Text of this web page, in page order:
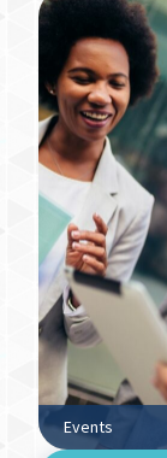
Events